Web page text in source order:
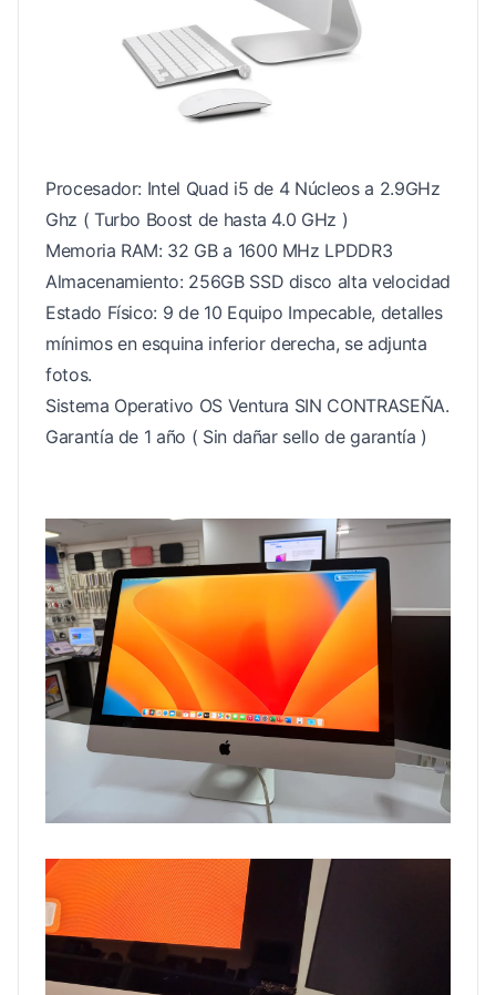
Procesador: Intel Quad i5 de 4 Núcleos a 2.9GHz
Ghz ( Turbo Boost de hasta 4.0 GHz )
Memoria RAM: 32 GB a 1600 MHz LPDDR3
Almacenamiento: 256GB SSD disco alta velocidad
Estado Físico: 9 de 10 Equipo Impecable, detalles
mínimos en esquina inferior derecha, se adjunta
fotos.
Sistema Operativo OS Ventura SIN CONTRASEÑA.
Garantía de 1 año ( Sin dañar sello de garantía )